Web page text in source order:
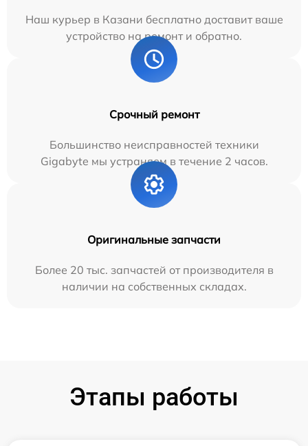
Наш курьер в Казани бесплатно доставит ваше
устройство на ремонт и обратно.
Срочный ремонт
Большинство неисправностей техники
Gigabyte мы устраняем в течение 2 часов.
Оригинальные запчасти
Более 20 тыс. запчастей от производителя в
наличии на собственных складах.
Этапы работы